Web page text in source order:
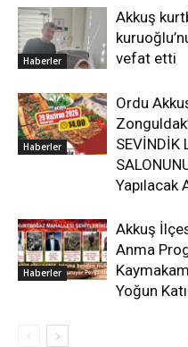
Haberler
Akkuş
vefat etti
Haberler
Ordu
SEVİNDİK
Yapılacak
Haberler
Akkuş
Anma
Yoğun